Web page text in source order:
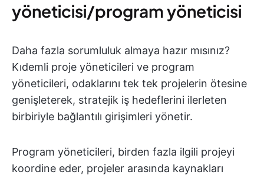
yöneticisi/program yöneticisi
Daha fazla sorumluluk almaya hazır mısınız?
Kıdemli proje yöneticileri ve program
yöneticileri, odaklarını tek tek projelerin ötesine
genişleterek, stratejik iş hedeflerini ilerleten
birbiriyle bağlantılı girişimleri yönetir.
Program yöneticileri, birden fazla ilgili projeyi
koordine eder, projeler arasında kaynakları